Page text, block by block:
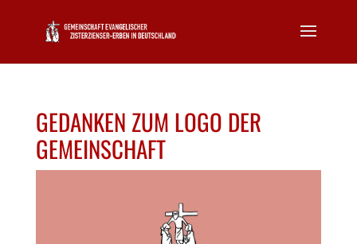
GEDANKEN ZUM LOGO DER
GEMEINSCHAFT